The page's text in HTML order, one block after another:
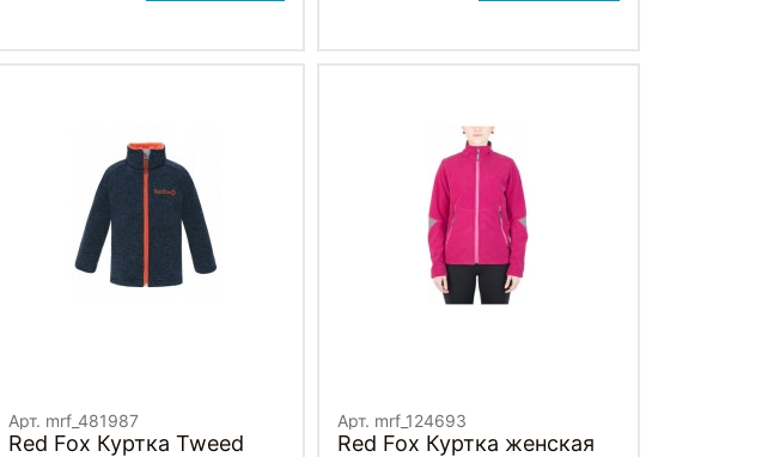
Арт. mrf_481987
Red Fox Куртка Tweed
Арт. mrf_124693
Red Fox Куртка женская